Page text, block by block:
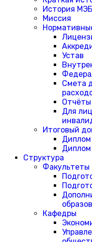
История
Миссия
Устав
Смета
Отчёты
Для
Итоговый
Диплом
Диплом
Структура
Факультеты
Кафедры